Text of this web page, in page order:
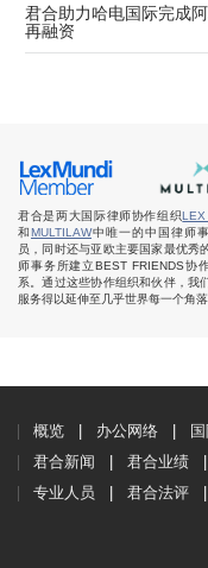
君合助力哈电国际完成
再融资
君合是两大国际律师协作组织LEX
和MULTILAW中唯一的中国律师
员，同时还与亚欧主要国家最优秀
师事务所建立BEST FRIENDS协
系。通过这些协作组织和伙伴，我
服务得以延伸至几乎世界每一个角落
概览 办公网络
君合新闻
君合业绩
专业人员
君合法评